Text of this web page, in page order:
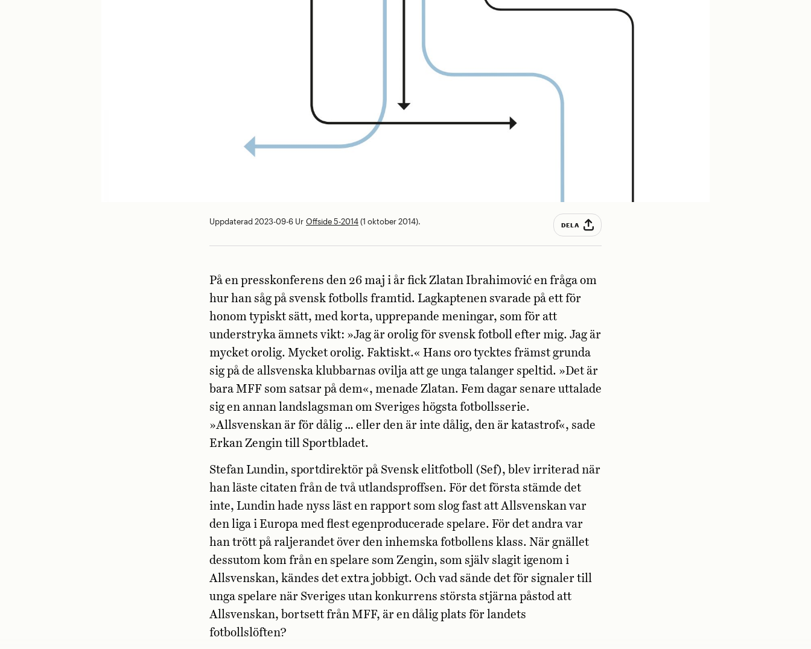
Uppdaterad 2023-09-6 Ur Offside 5-2014(1 oktober 2014). DELA
På en presskonferens den 26 maj i år fick Zlatan Ibrahimović en fråga om
hur han såg på svensk fotbolls framtid. Lagkaptenen svarade på ett för
honom typiskt sätt, med korta, upprepande meningar, som för att
understryka ämnets vikt: »Jag är orolig för svensk fotboll efter mig. Jag är
mycket orolig. Mycket orolig. Faktiskt.« Hans oro tycktes främst grunda
sig på de allsvenska klubbarnas ovilja att ge unga talanger speltid. »Det är
bara MFF som satsar på dem«, menade Zlatan. Fem dagar senare uttalade
sig en annan landslagsman om Sveriges högsta fotbollsserie.
»Allsvenskan är för dålig … eller den är inte dålig, den är katastrof«, sade
Erkan Zengin till Sportbladet.
Stefan Lundin, sportdirektör på Svensk elitfotboll (Sef), blev irriterad när
han läste citaten från de två utlandsproffsen. För det första stämde det
inte, Lundin hade nyss läst en rapport som slog fast att Allsvenskan var
den liga i Europa med flest egenproducerade spelare. För det andra var
han trött på raljerandet över den inhemska fotbollens klass. När gnället
dessutom kom från en spelare som Zengin, som själv slagit igenom i
Allsvenskan, kändes det extra jobbigt. Och vad sände det för signaler till
unga spelare när Sveriges utan konkurrens största stjärna påstod att
Allsvenskan, bortsett från MFF, är en dålig plats för landets
fotbollslöften?